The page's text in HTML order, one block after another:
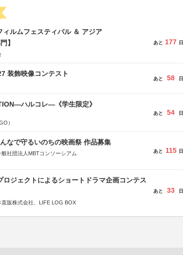
ィルムフェスティバル ＆ アジア
】
あと 177 日
装飾映像コンテスト
あと 58 日
ハルコレ―《学生限定》
）
あと 54 日
なで守るいのちの映画祭 作品募集
社団法人MBTコンソーシアム あと 115 日
ロジェクトによるショートドラマ企画コンテス
販株式会社、LIFE LOG BOX
あと 33 日